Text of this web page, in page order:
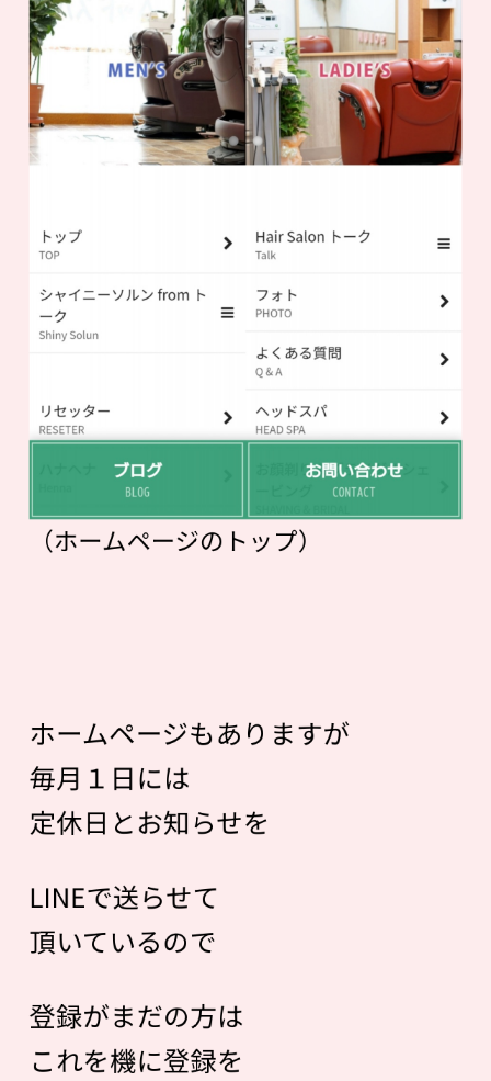
（ホームページのトップ）
ホームページもありますが
毎月１日には
定休日とお知らせを
LINEで送らせて
頂いているので
登録がまだの方は
これを機に登録を